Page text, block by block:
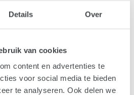
Details Over
van cookies
content en advertenties te
voor social media te bieden
te analyseren. Ook delen we